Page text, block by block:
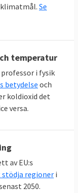
Se
temperatur
professor i fysik
betydelseoch
koldioxid det
versa.
av EU:s
regioner i
2050.